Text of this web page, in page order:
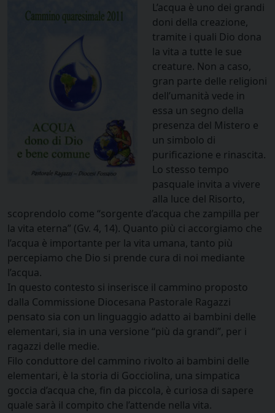
L’acqua è uno dei grandi
doni della creazione,
tramite i quali Dio dona
la vita a tutte le sue
creature. Non a caso,
gran parte delle religioni
dell’umanità vede in
essa un segno della
presenza del Mistero e
un simbolo di
purificazione e rinascita.
Lo stesso tempo
pasquale invita a vivere
alla luce del Risorto,
scoprendolo come “sorgente d’acqua che zampilla per
la vita eterna” (Gv. 4, 14). Quanto più ci accorgiamo che
l’acqua è importante per la vita umana, tanto più
percepiamo che Dio si prende cura di noi mediante
l’acqua.
In questo contesto si inserisce il cammino proposto
dalla Commissione Diocesana Pastorale Ragazzi
pensato sia con un linguaggio adatto ai bambini delle
elementari, sia in una versione “più da grandi”, per i
ragazzi delle medie.
Filo conduttore del cammino rivolto ai bambini delle
elementari, è la storia di Gocciolina, una simpatica
goccia d’acqua che, fin da piccola, è curiosa di sapere
quale sarà il compito che l’attende nella vita.